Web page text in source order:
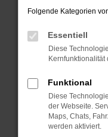
Prüfe deine
können das
verhindern.
anderen
Starte dein
Das kann
Probleme zu
Folgende Kategorien
Essentiell
Diese
Funktional
Diese
der Webseite.
Maps, Chats,
werden aktiviert.